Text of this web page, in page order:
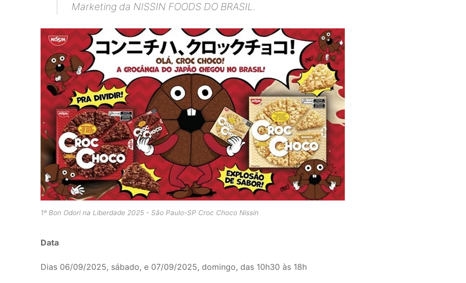
Marketing da NISSIN FOODS DO BRASIL.
1º Bon Odori na Liberdade 2025 - São Paulo-SP Croc Choco Nissin
Data
Dias 06/09/2025, sábado, e 07/09/2025, domingo, das 10h30 às 18h